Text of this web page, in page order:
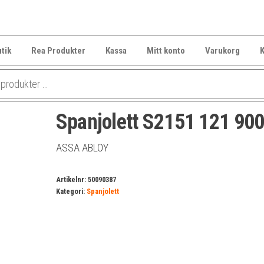
Rea Produkter Kassa Mitt konto Varukorg
Spanjolett S2151 121
ASSA ABLOY
Artikelnr: 50090387
Kategori: Spanjolett